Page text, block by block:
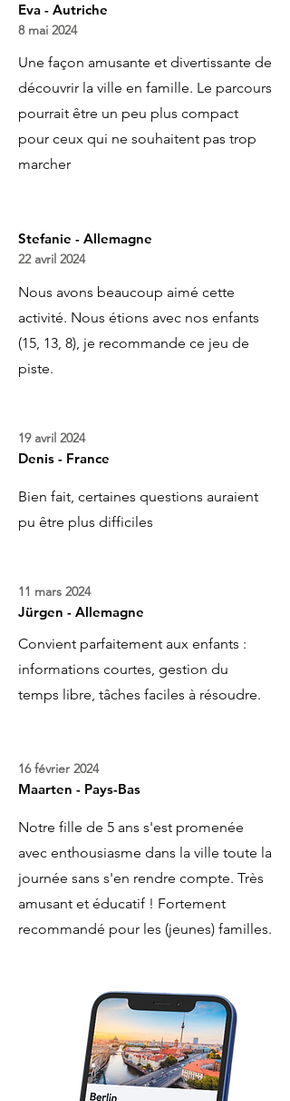
Eva - Autriche
8 mai 2024
Une façon amusante et divertissante de
découvrir la ville en famille. Le parcours
pourrait être un peu plus compact
pour ceux qui ne souhaitent pas trop
marcher
Stefanie - Allemagne
22 avril 2024
Nous avons beaucoup aimé cette
activité. Nous étions avec nos enfants
(15, 13, 8), je recommande ce jeu de
piste.
19 avril 2024
Denis - France
Bien fait, certaines questions auraient
pu être plus difficiles
11 mars 2024
Jürgen - Allemagne
Convient parfaitement aux enfants :
informations courtes, gestion du
temps libre, tâches faciles à résoudre.
16 février 2024
Maarten - Pays-Bas
Notre fille de 5 ans s'est promenée
avec enthousiasme dans la ville toute la
journée sans s'en rendre compte. Très
amusant et éducatif ! Fortement
recommandé pour les (jeunes) familles.